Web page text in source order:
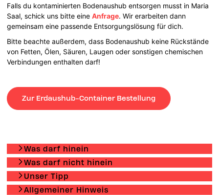
Falls du kontaminierten Bodenaushub entsorgen musst in Maria
Saal, schick uns bitte eineAnfrage. Wir erarbeiten dann
gemeinsam eine passende Entsorgungslösung für dich.
Bitte beachte außerdem, dass Bodenaushub keine Rückstände
von Fetten, Ölen, Säuren, Laugen oder sonstigen chemischen
Verbindungen enthalten darf!
Zur Erdaushub-Container Bestellung
Was darf hinein
Was darf nicht hinein
Unser Tipp
Allgemeiner Hinweis